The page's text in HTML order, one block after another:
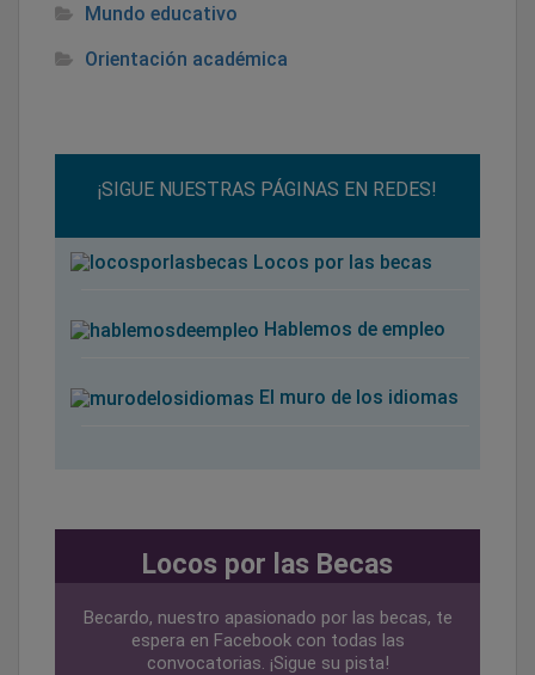
Mundo educativo
Orientación académica
¡SIGUE NUESTRAS PÁGINAS EN REDES!
Locos por las becas
Hablemos de empleo
El muro de los idiomas
Locos por las Becas
Becardo, nuestro apasionado por las becas, te
espera en Facebook con todas las
convocatorias. ¡Sigue su pista!